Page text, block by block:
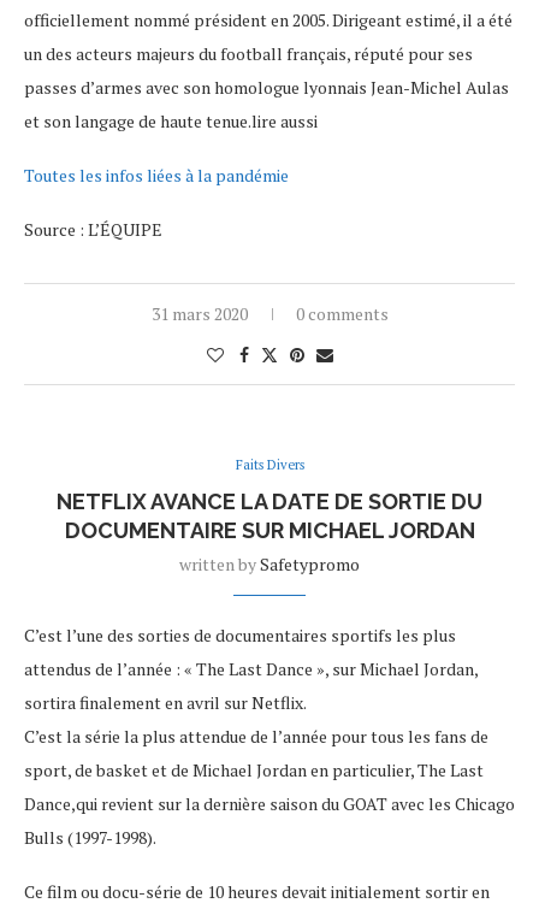
officiellement nommé président en 2005. Dirigeant estimé, il a été
un des acteurs majeurs du football français, réputé pour ses
passes d’armes avec son homologue lyonnais Jean-Michel Aulas
et son langage de haute tenue.lire aussi
Toutes les infos liées à la pandémie
Source : L’ÉQUIPE
31 mars 2020 0 comments
Faits Divers
NETFLIX AVANCE LA DATE DE SORTIE DU
DOCUMENTAIRE SUR MICHAEL JORDAN
written bySafetypromo
C’est l’une des sorties de documentaires sportifs les plus
attendus de l’année : « The Last Dance », sur Michael Jordan,
sortira finalement en avril sur Netflix.
C’est la série la plus attendue de l’année pour tous les fans de
sport, de basket et de Michael Jordan en particulier, The Last
Dance,qui revient sur la dernière saison du GOAT avec les Chicago
Bulls (1997-1998).
Ce film ou docu-série de 10 heures devait initialement sortir en